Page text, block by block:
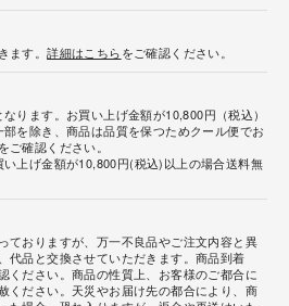
ます。詳細はこちらをご確認ください。
ります。お買い上げ金額が10,800円（税込）
を除き、商品は品質を保つためクール便でお
をご確認ください。
上げ金額が10,800円(税込)以上の場合送料無
ておりますが、万一不良品やご注文内容と異
代品と交換させていただきます。商品到着
ください。商品の性質上、お客様のご都合に
ください。天災やお届け先の都合により、商